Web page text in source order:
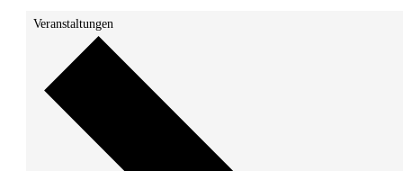
Veranstaltungen